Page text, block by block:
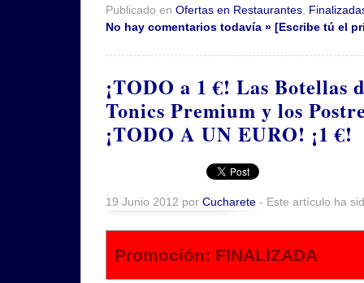
Publicado en Ofertas en Restaurantes
No hay comentarios todavía » [Escribe tú el
¡TODO a 1 €! Las Botellas
Tonics Premium y los
¡TODO A UN EURO! ¡1 €!
19 Junio 2012 por Cucharete - Este artículo ha
Promoción: FINALIZADA